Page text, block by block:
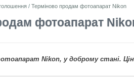
/ Терміново продам фотоапарат Nikon
фотоапарат
Nikon, у доброму стані.